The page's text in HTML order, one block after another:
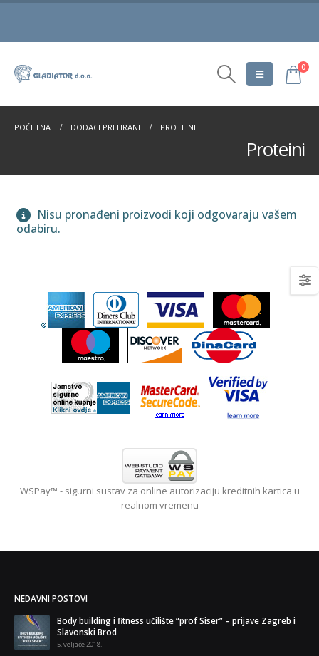
0
POČETNA DODACI PREHRANI PROTEINI
Proteini
Nisu pronađeni proizvodi koji odgovaraju vašem
odabiru.
WSPay™ - sigurni sustav za online autorizaciju kreditnih kartica u
realnom vremenu
NEDAVNI POSTOVI
Body building i fitness učilište “prof Siser” – prijave Zagreb i
Slavonski Brod
5. veljače 2018.